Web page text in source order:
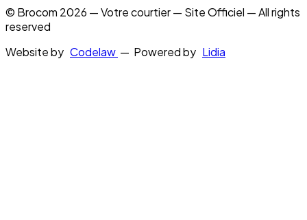
© Brocom 2026 — Votre courtier — Site Officiel — All rights
reserved
Website by Codelaw — Powered by Lidia